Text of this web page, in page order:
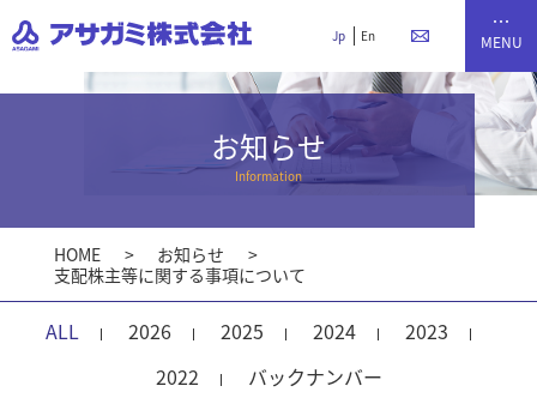
Jp En
お知らせ
Information
HOME
お知らせ
支配株主等に関する事項について
ALL 2026 2025 2024
2023
2022
バックナンバー